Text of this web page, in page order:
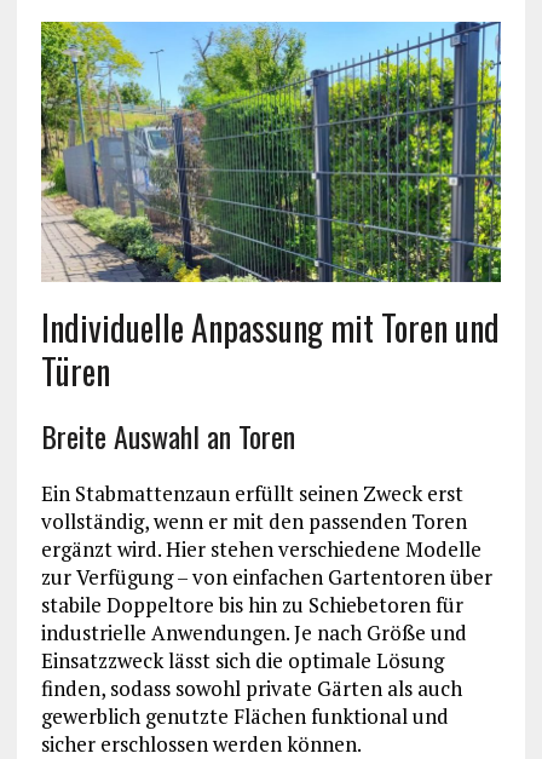
Individuelle Anpassung mit Toren und
Türen
Breite Auswahl an Toren
Ein Stabmattenzaun erfüllt seinen Zweck erst
vollständig, wenn er mit den passenden Toren
ergänzt wird. Hier stehen verschiedene Modelle
zur Verfügung – von einfachen Gartentoren über
stabile Doppeltore bis hin zu Schiebetoren für
industrielle Anwendungen. Je nach Größe und
Einsatzzweck lässt sich die optimale Lösung
finden, sodass sowohl private Gärten als auch
gewerblich genutzte Flächen funktional und
sicher erschlossen werden können.